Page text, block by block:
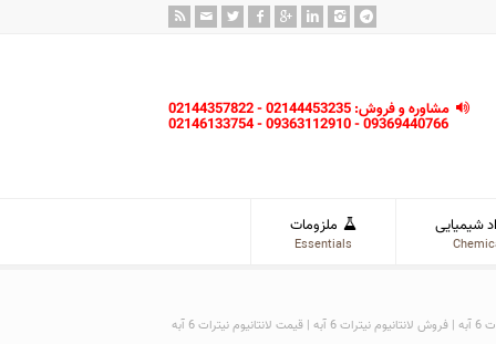
مشاوره و فروش: 02144453235 - 02144357822
09369440766 - 09363112910 - 02146133754
شیمیایی ملزومات
Essentials